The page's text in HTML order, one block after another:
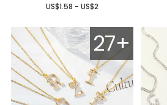
US$1.58 - US$2
27+